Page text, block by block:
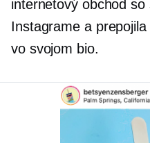
internetový obchod
Instagrame a
vo svojom bio.